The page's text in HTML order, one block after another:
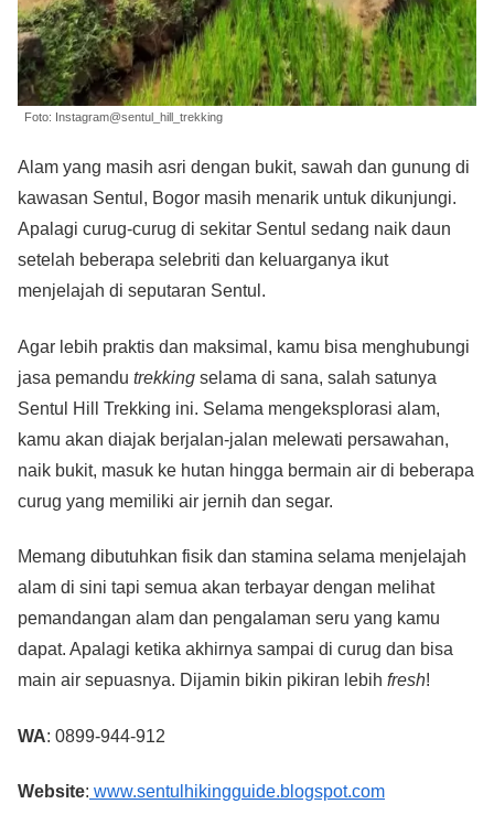
Foto: Instagram@sentul_hill_trekking
Alam yang masih asri dengan bukit, sawah dan gunung di
kawasan Sentul, Bogor masih menarik untuk dikunjungi.
Apalagi curug-curug di sekitar Sentul sedang naik daun
setelah beberapa selebriti dan keluarganya ikut
menjelajah di seputaran Sentul.
Agar lebih praktis dan maksimal, kamu bisa menghubungi
jasa pemandu trekking selama di sana, salah satunya
Sentul Hill Trekking ini. Selama mengeksplorasi alam,
kamu akan diajak berjalan-jalan melewati persawahan,
naik bukit, masuk ke hutan hingga bermain air di beberapa
curug yang memiliki air jernih dan segar.
Memang dibutuhkan fisik dan stamina selama menjelajah
alam di sini tapi semua akan terbayar dengan melihat
pemandangan alam dan pengalaman seru yang kamu
dapat. Apalagi ketika akhirnya sampai di curug dan bisa
main air sepuasnya. Dijamin bikin pikiran lebih fresh!
WA: 0899-944-912
Website: www.sentulhikingguide.blogspot.com